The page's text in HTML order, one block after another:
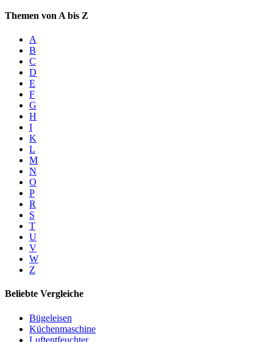
Themen von A bis Z
A
B
C
D
E
F
G
H
I
K
L
M
N
O
P
R
S
T
U
V
W
Z
Beliebte Vergleiche
Bügeleisen
Küchenmaschine
Luftentfeuchter